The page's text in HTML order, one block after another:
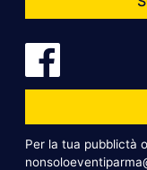
Per la tua pubblictà